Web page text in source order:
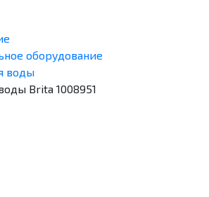
оборудование
воды
Brita 1008951